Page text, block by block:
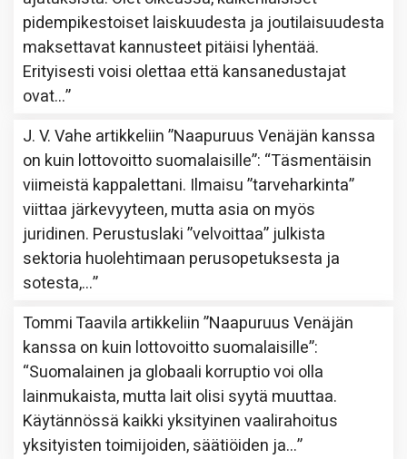
pidempikestoiset laiskuudesta ja joutilaisuudesta
maksettavat kannusteet pitäisi lyhentää.
Erityisesti voisi olettaa että kansanedustajat
ovat…”
J. V. Vahe artikkeliin”Naapuruus Venäjän kanssa
on kuin lottovoitto suomalaisille”: “Täsmentäisin
viimeistä kappalettani. Ilmaisu ”tarveharkinta”
viittaa järkevyyteen, mutta asia on myös
juridinen. Perustuslaki ”velvoittaa” julkista
sektoria huolehtimaan perusopetuksesta ja
sotesta,…”
Tommi Taavila artikkeliin”Naapuruus Venäjän
kanssa on kuin lottovoitto suomalaisille”:
“Suomalainen ja globaali korruptio voi olla
lainmukaista, mutta lait olisi syytä muuttaa.
Käytännössä kaikki yksityinen vaalirahoitus
yksityisten toimijoiden, säätiöiden ja…”